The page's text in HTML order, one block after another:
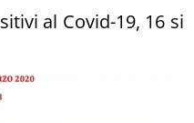
al Covid-19, 16 si